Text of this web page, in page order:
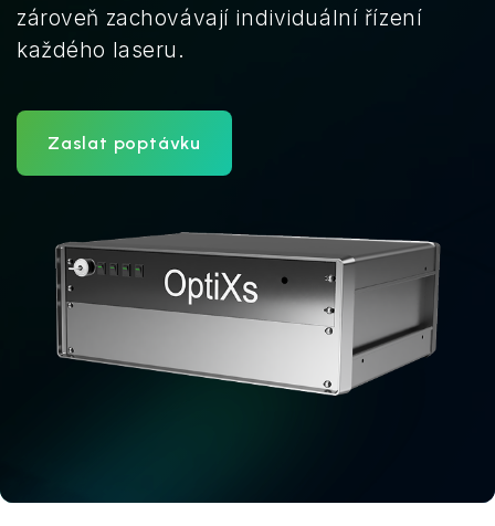
zároveň zachovávají individuální řízení
každého laseru.
Zaslat poptávku